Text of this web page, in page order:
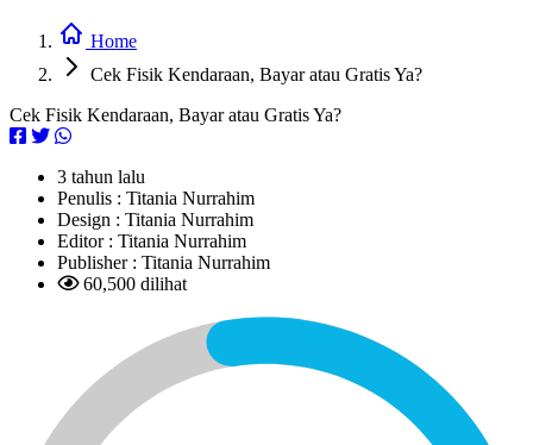
Home
Cek Fisik Kendaraan, Bayar atau Gratis Ya?
Cek Fisik Kendaraan, Bayar atau Gratis Ya?
3 tahun lalu
Penulis : Titania Nurrahim
Design : Titania Nurrahim
Editor : Titania Nurrahim
Publisher : Titania Nurrahim
60,500 dilihat